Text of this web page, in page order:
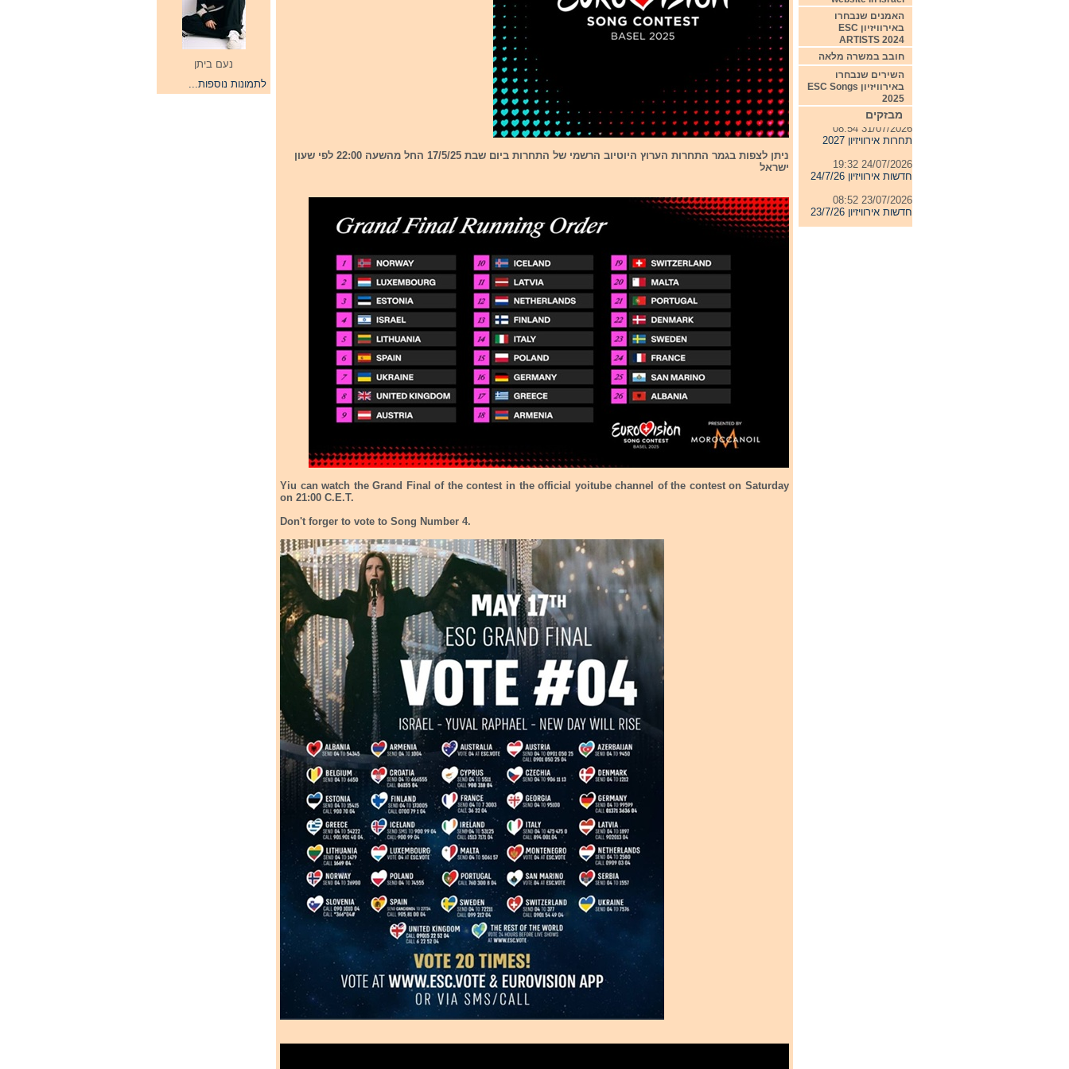
נעם ביתן
לתמונות נוספות...
ניתן לצפות בגמר התחרות הערוץ היוטיוב הרשמי של התחרות ביום שבת 17/5/25 החל מהשעה 22:00 לפי שעון
ישראל
Yiu can watch the Grand Final of the contest in the official yoitube channel of the contest on Saturday
on 21:00 C.E.T.
Don't forger to vote to Song Number 4.
האמנים שנבחרו
באירוויזיון ESC
ARTISTS 2024
חובב במשרה מלאה
השירים שנבחרו
באירוויזיון ESC Songs
2025
מבזקים
04/08/2026 11:06
חדשות אירוויזיון 4/8/26
31/07/2026 08:54
תחרות אירוויזיון 2027
חדשות אירוויזיון 24/7/26
חדשות אירוויזיון 23/7/26